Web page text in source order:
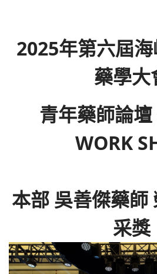
2025年第六屆
藥學大
青年藥師論
WORK
本部 吳善傑藥師
采獎